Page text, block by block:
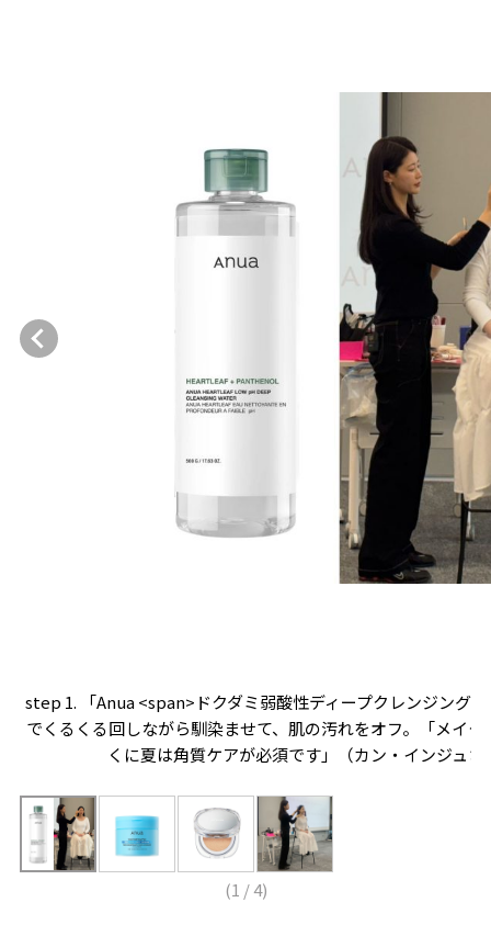
step 1. 「Anua <span>ドクダミ弱酸性ディープクレンジング
でくるくる回しながら馴染ませて、肌の汚れをオフ。「メイ
くに夏は角質ケアが必須です」（カン・インジュ
(1 /4)